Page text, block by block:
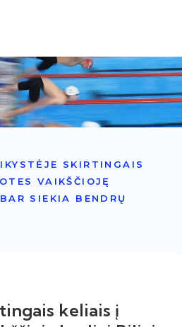
SKIRTINGAIS
VAIKŠČIOJĘ
SIEKIA BENDRŲ
keliais į